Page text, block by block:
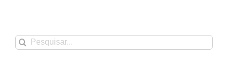
Buscar
resultados